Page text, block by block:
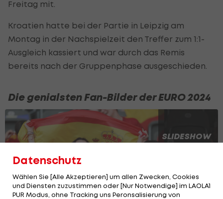
Freitag mit.
Kroatien hatte bei der Partie in Leipzig am
Montag in der Nachspielzeit den Treffer zum 1:1-
Ausgleich kassiert und war durch das Remis
bereits nach der Gruppenphase ausgeschieden.
Die genialsten Fan-Bilder der EURO 2024
SLIDESHOW
STARTEN
Datenschutz
Wählen Sie [Alle Akzeptieren] um allen Zwecken, Cookies
und Diensten zuzustimmen oder [Nur Notwendige] im LAOLA1
PUR Modus, ohne Tracking uns Peronsalisierung von